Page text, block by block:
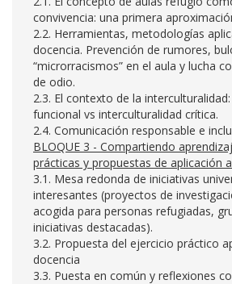
convivencia: una primera
2.2. Herramientas, metodologías
docencia. Prevención de rumores,
“microrracismos” en el aula y lucha
de odio.
2.3. El contexto de la
funcional vs interculturalidad crítica.
2.4. Comunicación responsable e
BLOQUE 3 - Compartiendo
prácticas y propuestas de aplicación
3.1. Mesa redonda de iniciativas
interesantes (proyectos de
acogida para personas refugiadas,
iniciativas destacadas).
3.2. Propuesta del ejercicio práctico
docencia
3.3. Puesta en común y reflexiones